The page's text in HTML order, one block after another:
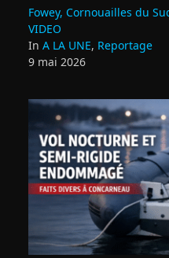
Fowey, Cornouailles du
VIDEO
In A LA UNE, Reportage
9 mai 2026